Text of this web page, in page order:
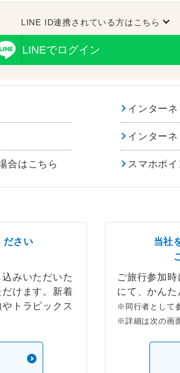
LINE ID連携されている方はこちら
LINEでログイン
インター
インター
合はこちら スマホポ
ださい
みいただいた
けます。新着
トラピックス
当社
ご旅行参加
にて、かんた
※同行者として
※詳細は次の画